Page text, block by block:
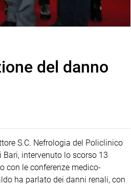
del danno
S.C. Nefrologia del Policlinico
intervenuto lo scorso 13
con le conferenze medico-
ha parlato dei danni renali, con